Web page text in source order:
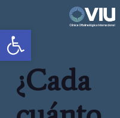
Abrir barra de herramientas
¿Cada